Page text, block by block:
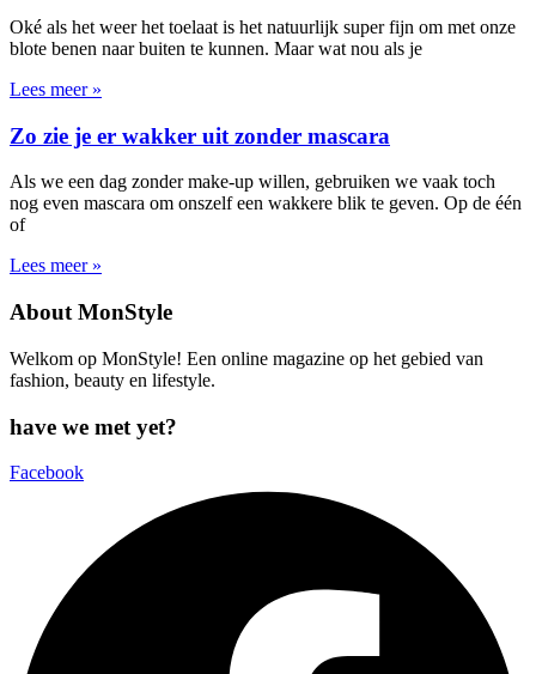
Oké als het weer het toelaat is het natuurlijk super fijn om met onze
blote benen naar buiten te kunnen. Maar wat nou als je
Lees meer »
Zo zie je er wakker uit zonder mascara
Als we een dag zonder make-up willen, gebruiken we vaak toch
nog even mascara om onszelf een wakkere blik te geven. Op de één
of
Lees meer »
About MonStyle
Welkom op MonStyle! Een online magazine op het gebied van
fashion, beauty en lifestyle.
have we met yet?
Facebook